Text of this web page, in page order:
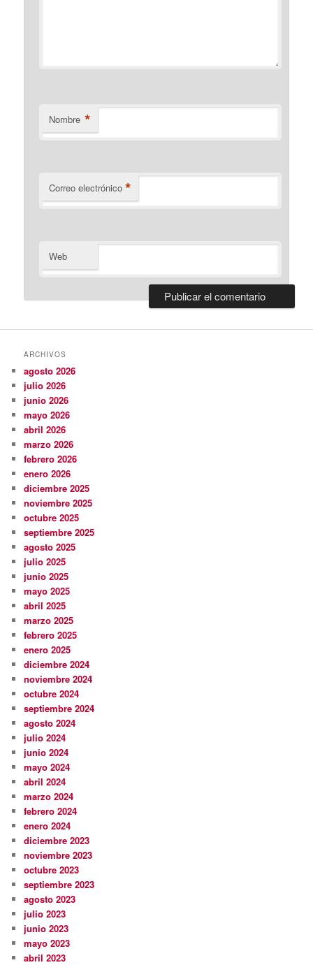
Nombre *
Correo electrónico *
Web
ARCHIVOS
agosto 2026
julio 2026
junio 2026
mayo 2026
abril 2026
marzo 2026
febrero 2026
enero 2026
diciembre 2025
noviembre 2025
octubre 2025
septiembre 2025
agosto 2025
julio 2025
junio 2025
mayo 2025
abril 2025
marzo 2025
febrero 2025
enero 2025
diciembre 2024
noviembre 2024
octubre 2024
septiembre 2024
agosto 2024
julio 2024
junio 2024
mayo 2024
abril 2024
marzo 2024
febrero 2024
enero 2024
diciembre 2023
noviembre 2023
octubre 2023
septiembre 2023
agosto 2023
julio 2023
junio 2023
mayo 2023
abril 2023